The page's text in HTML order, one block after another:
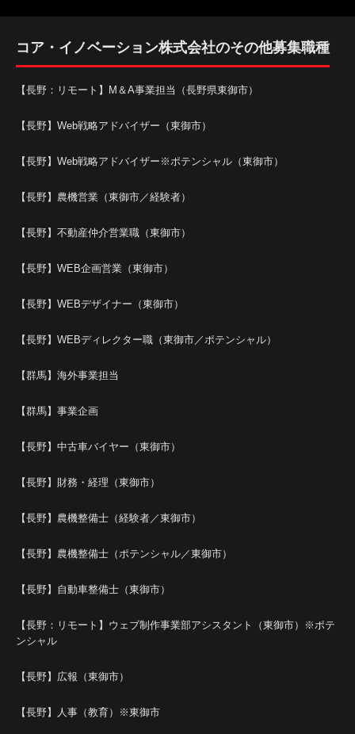
コア・イノベーション株式会社のその他募集職種
【長野：リモート】M＆A事業担当（長野県東御市）
【長野】Web戦略アドバイザー（東御市）
【長野】Web戦略アドバイザー※ポテンシャル（東御市）
【長野】農機営業（東御市／経験者）
【長野】不動産仲介営業職（東御市）
【長野】WEB企画営業（東御市）
【長野】WEBデザイナー（東御市）
【長野】WEBディレクター職（東御市／ポテンシャル）
【群馬】海外事業担当
【群馬】事業企画
【長野】中古車バイヤー（東御市）
【長野】財務・経理（東御市）
【長野】農機整備士（経験者／東御市）
【長野】農機整備士（ポテンシャル／東御市）
【長野】自動車整備士（東御市）
【長野：リモート】ウェブ制作事業部アシスタント（東御市）※ポテ
ンシャル
【長野】広報（東御市）
【長野】人事（教育）※東御市